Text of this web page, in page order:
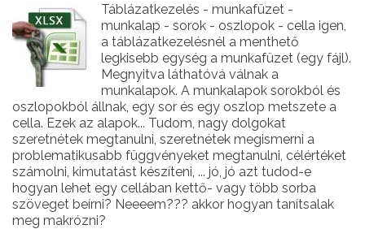
Táblázatkezelés - munkafüzet -
munkalap - sorok - oszlopok - cella igen,
a táblázatkezelésnél a menthető
legkisebb egység a munkafüzet (egy fájl).
Megnyitva láthatóvá válnak a
munkalapok. A munkalapok sorokból és
oszlopokból állnak, egy sor és egy oszlop metszete a
cella. Ezek az alapok... Tudom, nagy dolgokat
szeretnétek megtanulni, szeretnétek megismerni a
problematikusabb függvényeket megtanulni, célértéket
számolni, kimutatást készíteni, ... jó, jó azt tudod-e
hogyan lehet egy cellában kettő- vagy több sorba
szöveget beírni? Neeeem??? akkor hogyan tanítsalak
meg makrózni?